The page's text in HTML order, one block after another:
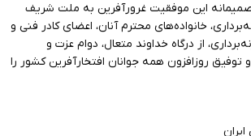
این موفقیت غرورآفرین به ملت شریف
خانواده‌های محترم آنان، اعضای کادر فنی و
از درگاه خداوند متعال، دوام عزت و
توفیق روزافزون همه جوانان افتخارآفرین کشور را